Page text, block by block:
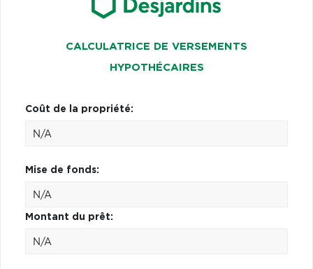
CALCULATRICE DE VERSEMENTS
HYPOTHÉCAIRES
Coût de la propriété:
Mise de fonds:
Montant du prêt: